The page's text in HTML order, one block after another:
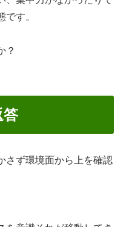
す。
？
答
さず環境面から上を確認